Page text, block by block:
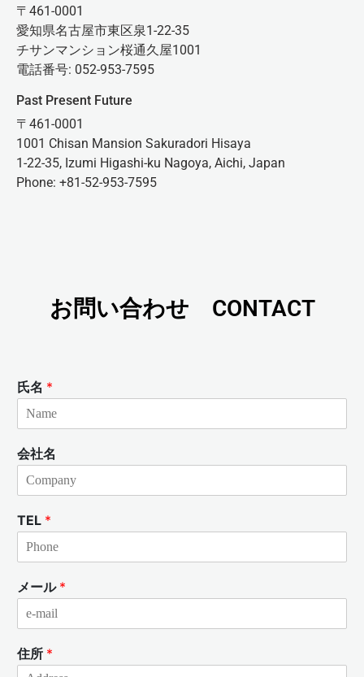
〒461-0001
愛知県名古屋市東区泉1-22-35
チサンマンション桜通久屋1001
電話番号: 052-953-7595
Past Present Future
〒461-0001
1001 Chisan Mansion Sakuradori Hisaya
1-22-35, Izumi Higashi-ku Nagoya, Aichi, Japan
Phone: +81-52-953-7595
お問い合わせ CONTACT
氏名 *
会社名
TEL *
メール *
住所 *